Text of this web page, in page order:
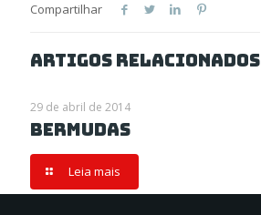
Compartilhar
Artigos relacionados
29 de abril de 2014
Bermudas
Leia mais